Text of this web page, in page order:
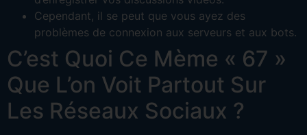
Cependant, il se peut que vous ayez des
problèmes de connexion aux serveurs et aux bots.
C’est Quoi Ce Mème « 67 »
Que L’on Voit Partout Sur
Les Réseaux Sociaux ?